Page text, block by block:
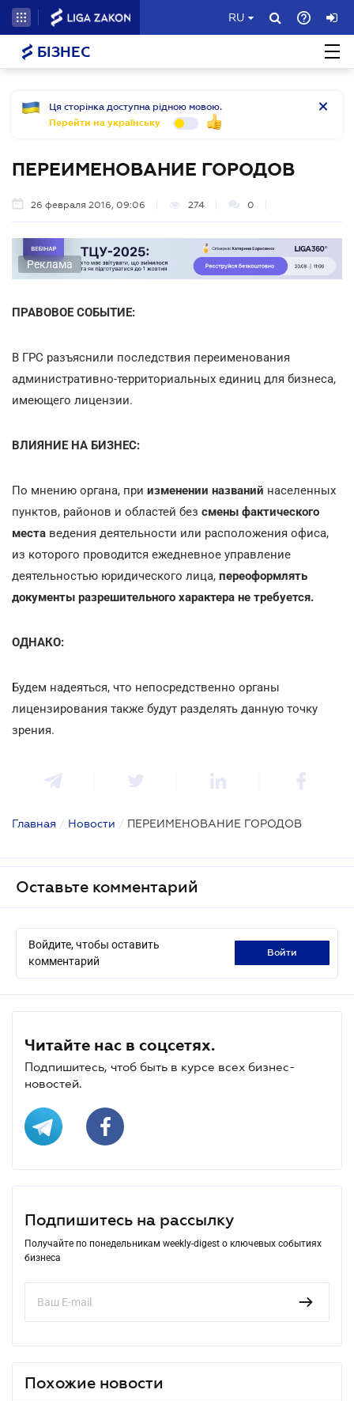
RU
БІЗНЕС
Ця сторінка доступна рідною мовою.
Перейти на українську
ПЕРЕИМЕНОВАНИЕ ГОРОДОВ
26 февраля 2016, 09:06 274 0
Реклама
ПРАВОВОЕ СОБЫТИЕ:
В ГРС разъяснили последствия переименования
административно-территориальных единиц для бизнеса,
имеющего лицензии.
ВЛИЯНИЕ НА БИЗНЕС:
По мнению органа, при изменении названий населенных
пунктов, районов и областей без смены фактического
места ведения деятельности или расположения офиса,
из которого проводится ежедневное управление
деятельностью юридического лица, переоформлять
документы разрешительного характера не требуется.
ОДНАКО:
Будем надеяться, что непосредственно органы
лицензирования также будут разделять данную точку
зрения.
Главная / Новости / ПЕРЕИМЕНОВАНИЕ ГОРОДОВ
Оставьте комментарий
Войдите, чтобы оставить
комментарий
войти
Читайте нас в соцсетях.
Подпишитесь, чтоб быть в курсе всех бизнес-
новостей.
Подпишитесь на рассылку
Получайте по понедельникам weekly-digest о ключевых событиях
бизнеса
Похожие новости